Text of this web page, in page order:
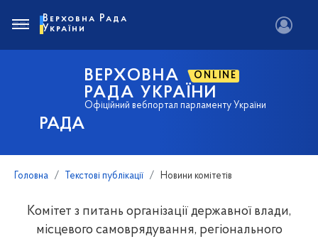
РАДА
ВЕРХОВНА ONLINE
РАДА УКРАЇНИ
Офіційний вебпортал парламенту України
Верховна Рада
України
Головна Текстові публікації Новини комітетів
Комітет з питань організації державної влади,
місцевого самоврядування, регіонального